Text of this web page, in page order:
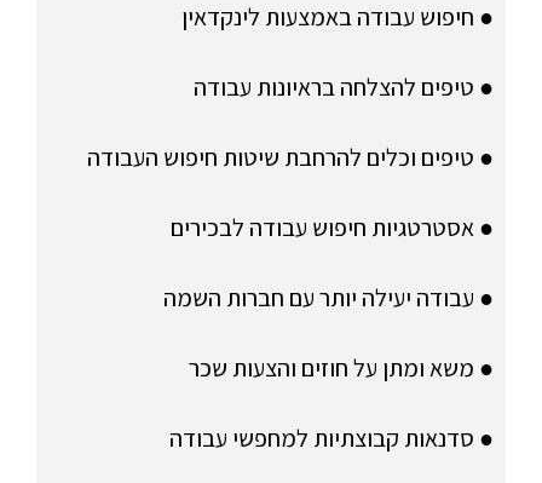
● חיפוש עבודה באמצעות לינקדאין
● טיפים להצלחה בראיונות עבודה
● טיפים וכלים להרחבת שיטות חיפוש העבודה
● אסטרטגיות חיפוש עבודה לבכירים
● עבודה יעילה יותר עם חברות השמה
● משא ומתן על חוזים והצעות שכר
● סדנאות קבוצתיות למחפשי עבודה